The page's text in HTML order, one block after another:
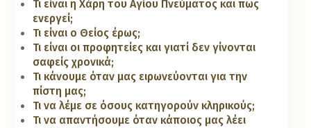
Τι είναι η Χάρη του Αγίου Πνεύματος και πως
ενεργεί;
Τι είναι ο Θείος έρως;
Τι είναι οι προφητείες και γιατί δεν γίνονται
σαφείς χρονικά;
Τι κάνουμε όταν μας ειρωνεύονται για την
πίστη μας;
Τι να λέμε σε όσους κατηγορούν κληρικούς;
Τι να απαντήσουμε όταν κάποιος μας λέει